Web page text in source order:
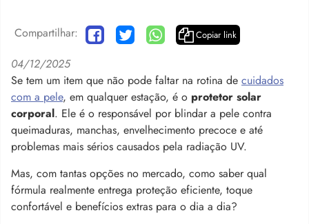
Compartilhar: Copiar link
04/12/2025
Se tem um item que não pode faltar na rotina de cuidados
com a pele, em qualquer estação, é o protetor solar
corporal. Ele é o responsável por blindar a pele contra
queimaduras, manchas, envelhecimento precoce e até
problemas mais sérios causados pela radiação UV.
Mas, com tantas opções no mercado, como saber qual
fórmula realmente entrega proteção eficiente, toque
confortável e benefícios extras para o dia a dia?